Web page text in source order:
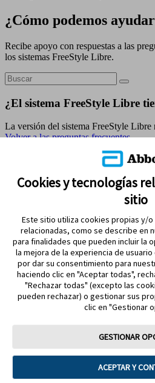
¿Cómo podemos
Recibe apoyo con respuestas a las
los sistemas FreeStyle Libre.
¿El sistema FreeStyle Libre
La versión del sistema FreeStyle Libre
Volver a las preguntas frecuentes
CONTÁCTANOS
MANTENTE EN CONTACTO
Cookies y tecnologías
sitio
Este sitio utiliza cookies propias y/
relacionadas, como se describe en
para finalidades que pueden incluir la
la mejora de la experiencia de
por dar su consentimiento para
haciendo clic en "Aceptar todas",
"Rechazar todas" (excepto las
pueden rechazar) o gestionar sus
clic en "Gestionar
GESTIONAR
ACEPTAR Y